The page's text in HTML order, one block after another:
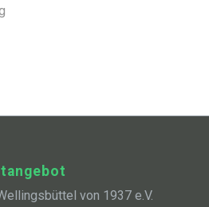
von 1937 e.V.